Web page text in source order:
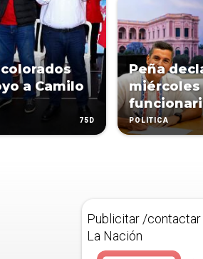
a Camilo
75D
Peña
miércoles
POLÍTICA
Publicitar /contactar
La Nación